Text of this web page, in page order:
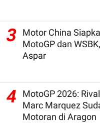
3
Motor China
MotoGP dan
Aspar
4
MotoGP 2026:
Marc Marquez
Motoran di Aragon